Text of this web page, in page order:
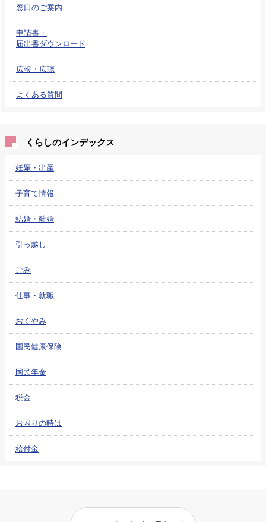
窓口のご案内
申請書・
届出書ダウンロード
広報・広聴
よくある質問
くらしのインデックス
妊娠・出産
子育て情報
結婚・離婚
引っ越し
ごみ
仕事・就職
おくやみ
国民健康保険
国民年金
税金
お困りの時は
給付金